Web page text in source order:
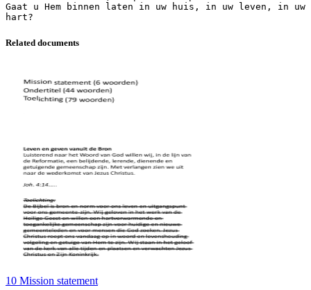
Related documents
10 Mission statement